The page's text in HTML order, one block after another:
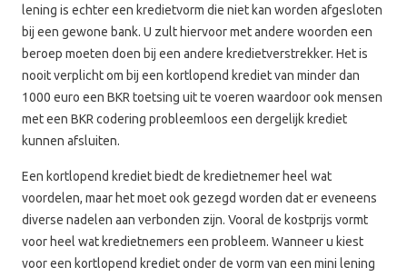
lening is echter een kredietvorm die niet kan worden afgesloten
bij een gewone bank. U zult hiervoor met andere woorden een
beroep moeten doen bij een andere kredietverstrekker. Het is
nooit verplicht om bij een kortlopend krediet van minder dan
1000 euro een BKR toetsing uit te voeren waardoor ook mensen
met een BKR codering probleemloos een dergelijk krediet
kunnen afsluiten.
Een kortlopend krediet biedt de kredietnemer heel wat
voordelen, maar het moet ook gezegd worden dat er eveneens
diverse nadelen aan verbonden zijn. Vooral de kostprijs vormt
voor heel wat kredietnemers een probleem. Wanneer u kiest
voor een kortlopend krediet onder de vorm van een mini lening